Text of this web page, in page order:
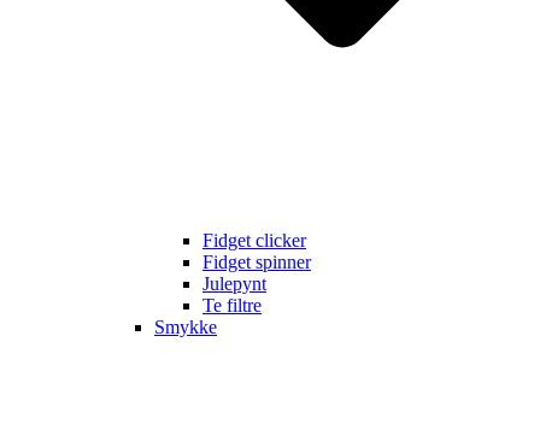
Fidget clicker
Fidget spinner
Julepynt
Te filtre
Smykke